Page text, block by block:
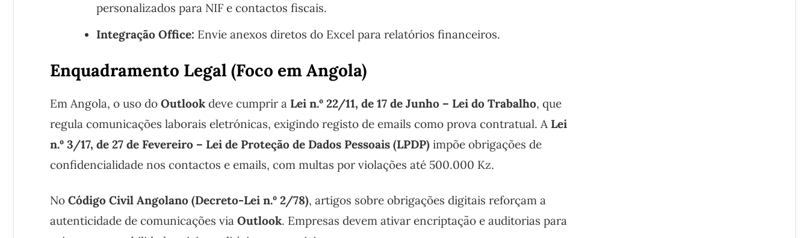
personalizados para NIF e contactos fiscais.
Integração Office: Envie anexos diretos do Excel para relatórios financeiros.
Enquadramento Legal (Foco em Angola)
Em Angola, o uso do Outlook deve cumprir a Lei n.º 22/11, de 17 de Junho – Lei do Trabalho, que
regula comunicações laborais eletrónicas, exigindo registo de emails como prova contratual. A Lei
n.º 3/17, de 27 de Fevereiro – Lei de Proteção de Dados Pessoais (LPDP) impõe obrigações de
confidencialidade nos contactos e emails, com multas por violações até 500.000 Kz.
No Código Civil Angolano (Decreto-Lei n.º 2/78), artigos sobre obrigações digitais reforçam a
autenticidade de comunicações via Outlook. Empresas devem ativar encriptação e auditorias para